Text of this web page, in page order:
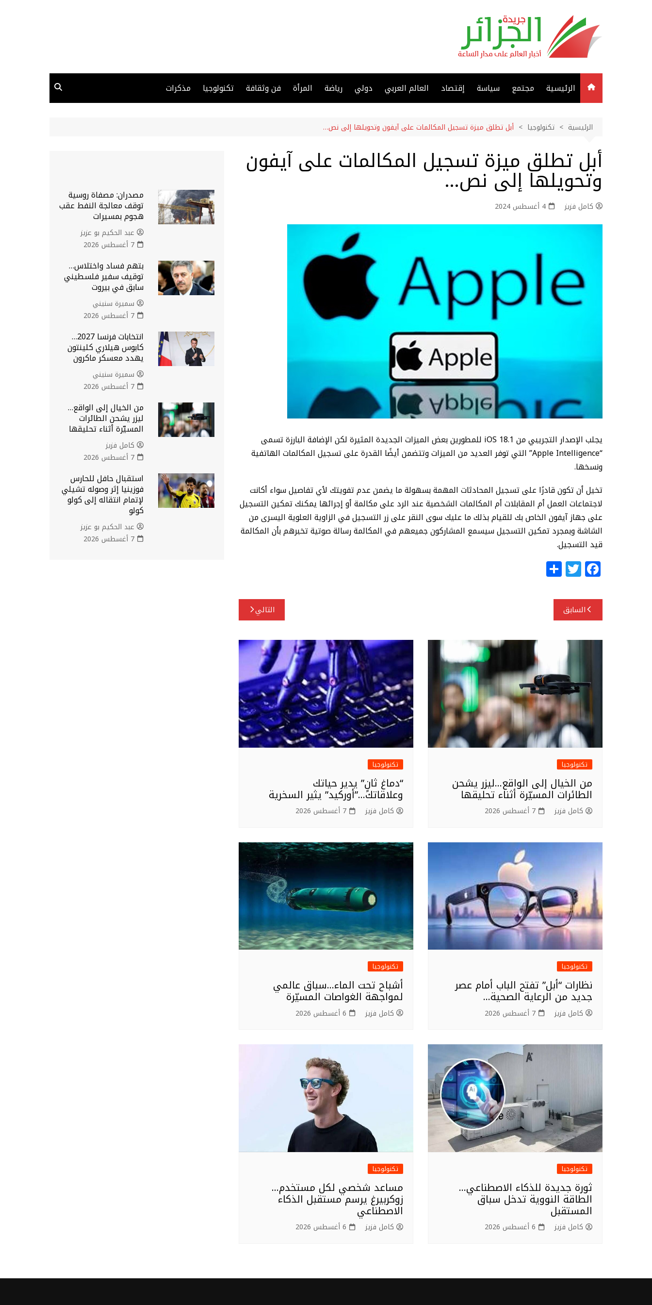
الرئيسية مجتمع سياسة إقتصاد العالم العربي دولي رياضة المرأة فن وثقافة تكنولوجيا مذكرات
الرئيسية تكنولوجيا أبل تطلق ميزة تسجيل المكالمات على آيفون وتحويلها إلى نص…
أبل تطلق ميزة تسجيل المكالمات على آيفون
وتحويلها إلى نص…
كامل فزيز 4 أغسطس 2024
يجلب الإصدار التجريبي من iOS 18.1 للمطورين بعض الميزات الجديدة المثيرة لكن الإضافة البارزة تسمى
“Apple Intelligence” التي توفر العديد من الميزات وتتضمن أيضًا القدرة على تسجيل المكالمات الهاتفية
ونسخها.
تخيل أن تكون قادرًا على تسجيل المحادثات المهمة بسهولة ما يضمن عدم تفويتك لأي تفاصيل سواء أكانت
لاجتماعات العمل أم المقابلات أم المكالمات الشخصية عند الرد على مكالمة أو إجرائها يمكنك تمكين التسجيل
على جهاز آيفون الخاص بك للقيام بذلك ما عليك سوى النقر على زر التسجيل في الزاوية العلوية اليسرى من
الشاشة وبمجرد تمكين التسجيل سيسمع المشاركون جميعهم في المكالمة رسالة صوتية تخبرهم بأن المكالمة
قيد التسجيل.
F
a
c
e
o
k
T
w
itt
eتصفّح
المقالات
السابق التالي
تكنولوجيا
من الخيال إلى الواقع…ليزر يشحن
الطائرات المسيّرة أثناء تحليقها
كامل فزيز 7 أغسطس 2026
تكنولوجيا
“دماغ ثانٍ” يدير حياتك
وعلاقاتك…”أوركيد” يثير السخرية
كامل فزيز 7 أغسطس 2026
تكنولوجيا
نظارات “أبل” تفتح الباب أمام عصر
جديد من الرعاية الصحية…
كامل فزيز 7 أغسطس 2026
تكنولوجيا
أشباح تحت الماء…سباق عالمي
لمواجهة الغواصات المسيّرة
كامل فزيز 6 أغسطس 2026
تكنولوجيا
ثورة جديدة للذكاء الاصطناعي…
الطاقة النووية تدخل سباق
المستقبل
كامل فزيز 6 أغسطس 2026
تكنولوجيا
مساعد شخصي لكل مستخدم…
زوكربيرغ يرسم مستقبل الذكاء
الاصطناعي
كامل فزيز 6 أغسطس 2026
مصدران: مصفاة روسية
توقف معالجة النفط عقب
هجوم بمسيرات
عبد الحكيم بو عزيز
7 أغسطس 2026
بتهم فساد واختلاس…
توقيف سفير فلسطيني
سابق في بيروت
سميرة سنيني
7 أغسطس 2026
انتخابات فرنسا 2027…
كابوس هيلاري كلينتون
يهدد معسكر ماكرون
سميرة سنيني
7 أغسطس 2026
من الخيال إلى الواقع…
ليزر يشحن الطائرات
المسيّرة أثناء تحليقها
كامل فزيز
7 أغسطس 2026
استقبال حافل للحارس
فوزينيا إثر وصوله تشيلي
لإتمام انتقاله إلى كولو
كولو
عبد الحكيم بو عزيز
7 أغسطس 2026